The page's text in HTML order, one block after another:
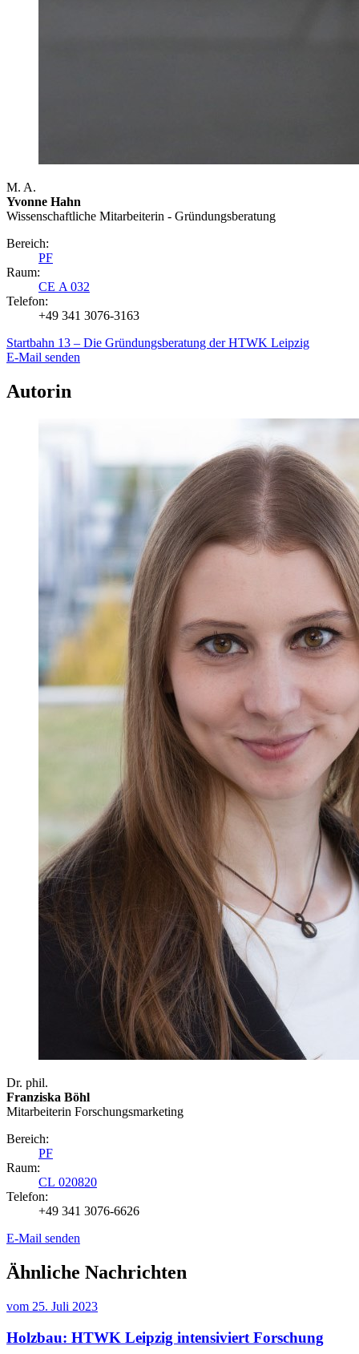
M. A.
Yvonne Hahn
Wissenschaftliche Mitarbeiterin - Gründungsberatung
Bereich:
PF
Raum:
CE A 032
Telefon:
+49 341 3076-3163
Startbahn 13 – Die Gründungsberatung der HTWK Leipzig
E-Mail senden
Autorin
Dr. phil.
Franziska Böhl
Mitarbeiterin Forschungsmarketing
Bereich:
PF
Raum:
CL 020820
Telefon:
+49 341 3076-6626
E-Mail senden
Ähnliche Nachrichten
vom 25. Juli 2023
Holzbau: HTWK Leipzig intensiviert Forschung